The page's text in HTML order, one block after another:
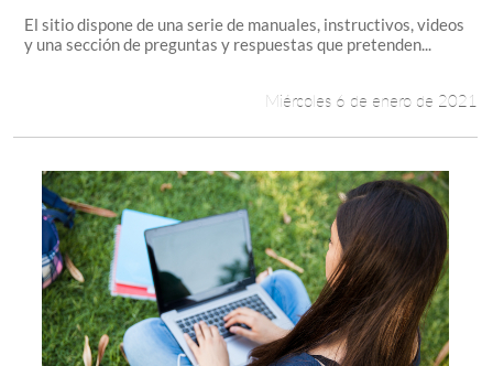
El sitio dispone de una serie de manuales, instructivos, videos
y una sección de preguntas y respuestas que pretenden...
Miércoles 6 de enero de 2021